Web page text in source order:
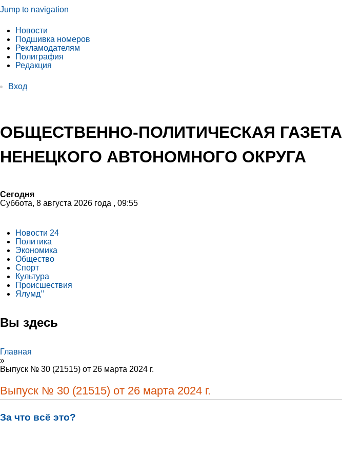
Jump to navigation
Новости
Подшивка номеров
Рекламодателям
Полиграфия
Редакция
Вход
ОБЩЕСТВЕННО-ПОЛИТИЧЕСКАЯ ГАЗЕТА
НЕНЕЦКОГО АВТОНОМНОГО ОКРУГА
Сегодня
Суббота, 8 августа 2026 года , 09:55
Новости 24
Политика
Экономика
Общество
Спорт
Культура
Происшествия
Ялумд’’
Вы здесь
Главная
»
Выпуск № 30 (21515) от 26 марта 2024 г.
Выпуск № 30 (21515) от 26 марта 2024 г.
За что всё это?